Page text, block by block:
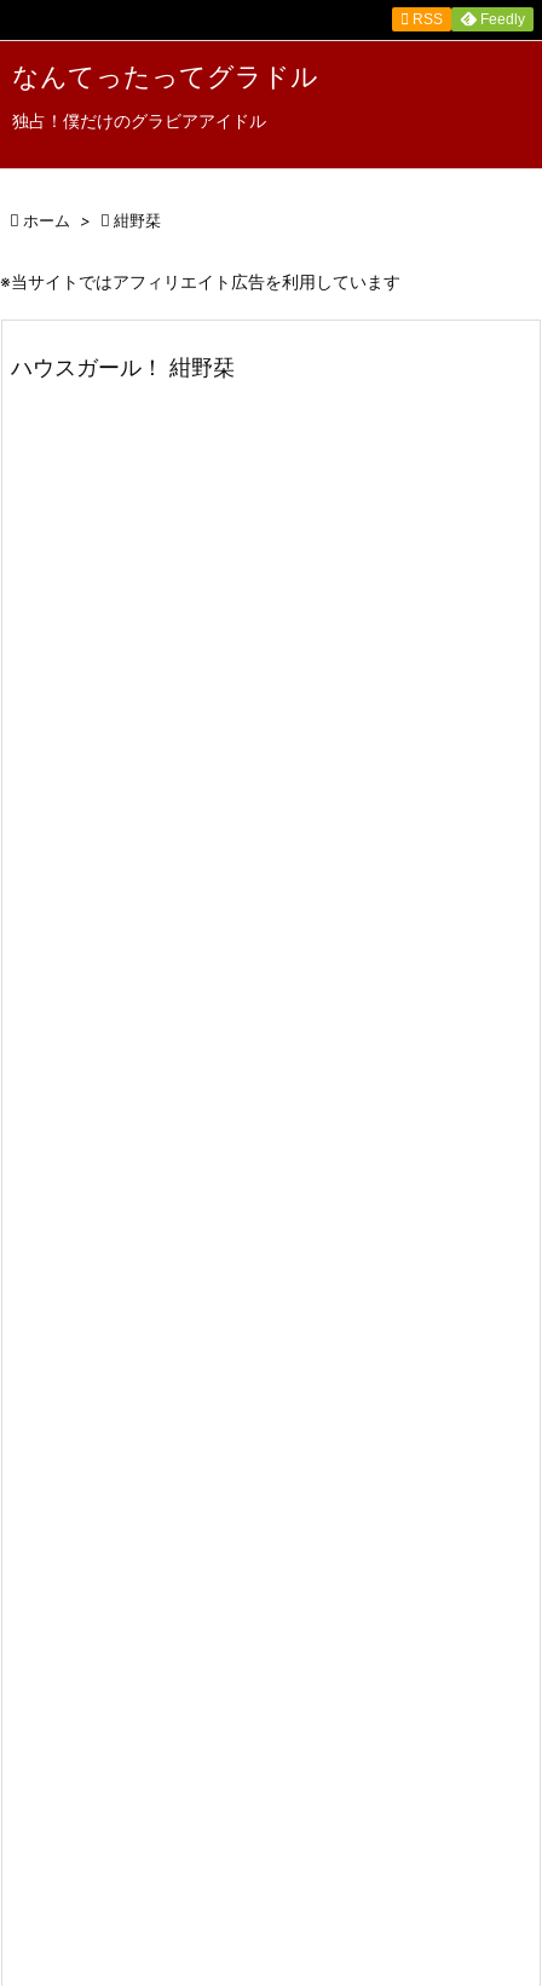
なんてったってグラドル
独占！僕だけのグラビアアイドル


 RSS Feedly
 ホーム >  紺野栞
※当サイトではアフィリエイト広告を利用しています
ハウスガール！ 紺野栞